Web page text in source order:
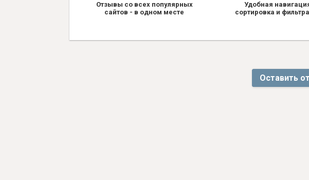
Отзывы со всех популярных
сайтов - в одном месте
Удобная
сортировка и
Оставить